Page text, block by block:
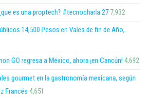
es una proptech? #tecnocharla 27 7,932
14,500 Pesos en Vales de fin de Año,
GO regresa a México, ahora ¡en Cancún! 4,692
gourmet en la gastronomía mexicana, según
Francés 4,651